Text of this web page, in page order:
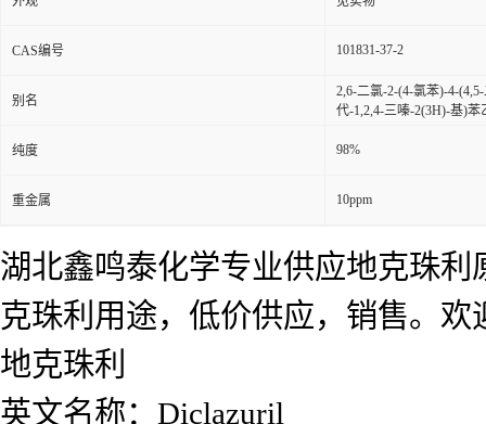
CAS编号 101831-37-2
别名
2,6-二氯-2-(4-氯苯)-4-
代-1,2,4-三嗪-2(3H)-基)
纯度 98%
重金属 10ppm
湖北鑫鸣泰化学专业供应地克珠
克珠利用途，低价供应，销售。
地克珠利
英文名称：Diclazuril